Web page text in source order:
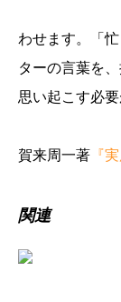
わせます。「
ターの言葉を
思い起こす必要
賀来周一著 『
関連